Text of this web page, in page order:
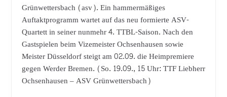
Grünwettersbach (asv). Ein hammermäßiges
Auftaktprogramm wartet auf das neu formierte ASV-
Quartett in seiner nunmehr 4. TTBL-Saison. Nach den
Gastspielen beim Vizemeister Ochsenhausen sowie
Meister Düsseldorf steigt am 02.09. die Heimpremiere
gegen Werder Bremen. (So. 19.09., 15 Uhr: TTF Liebherr
Ochsenhausen – ASV Grünwettersbach)